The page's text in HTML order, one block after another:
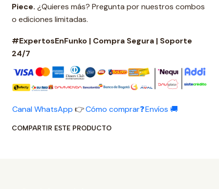
Piece. ¿Quieres más? Pregunta por nuestros combos
o ediciones limitadas.
#ExpertosEnFunko | Compra Segura | Soporte
24/7
Canal WhatsApp 👉Cómo comprar❓Envíos 🚚
COMPARTIR ESTE PRODUCTO